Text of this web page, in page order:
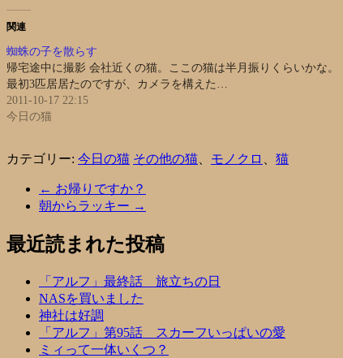
関連
蜘蛛の子を散らす
帰宅途中に撮影 会社近くの猫。ここの猫は半月振りくらいかな。
最初3匹居居たのですが、カメラを構えた…
2011-10-17 22:15
今日の猫
カテゴリー: 今日の猫 その他の猫 モノクロ 猫
← お帰りですか？
朝からラッキー →
最近読まれた投稿
「アルフ」最終話 旅立ちの日
NASを買いました
神社は好調
「アルフ」第95話 スカーフいっぱいの愛
ミィって一体いくつ？